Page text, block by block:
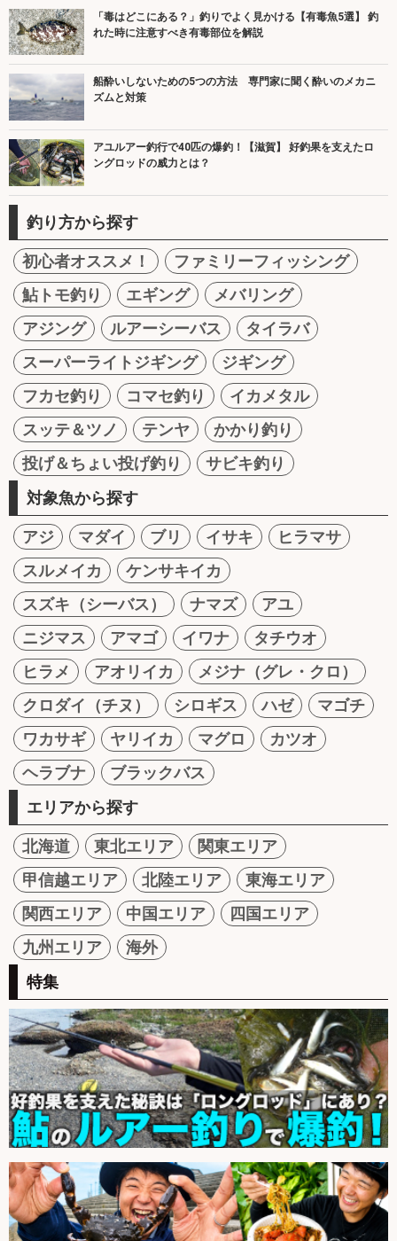
「毒はどこにある？」釣りでよく見かける【有毒魚5選】 釣
れた時に注意すべき有毒部位を解説
船酔いしないための5つの方法 専門家に聞く酔いのメカニ
ズムと対策
アユルアー釣行で40匹の爆釣！【滋賀】 好釣果を支えたロ
ングロッドの威力とは？
釣り方から探す
初心者オススメ！
ファミリーフィッシング
鮎トモ釣り
エギング
メバリング
アジング
ルアーシーバス
タイラバ
スーパーライトジギング
ジギング
フカセ釣り
コマセ釣り
イカメタル
スッテ＆ツノ
テンヤ
かかり釣り
投げ＆ちょい投げ釣り
サビキ釣り
対象魚から探す
アジ マダイ ブリ イサキ
ヒラマサ
スルメイカ
ケンサキイカ
スズキ（シーバス）
ナマズ
アユ
ニジマス
アマゴ イワナ
タチウオ
ヒラメ
アオリイカ
メジナ（グレ・クロ）
クロダイ（チヌ）
シロギス ハゼ
マゴチ
ワカサギ
ヤリイカ マグロ
カツオ
ヘラブナ
ブラックバス
エリアから探す
北海道 東北エリア
関東エリア
甲信越エリア
北陸エリア
東海エリア
関西エリア
中国エリア
四国エリア
九州エリア
海外
特集